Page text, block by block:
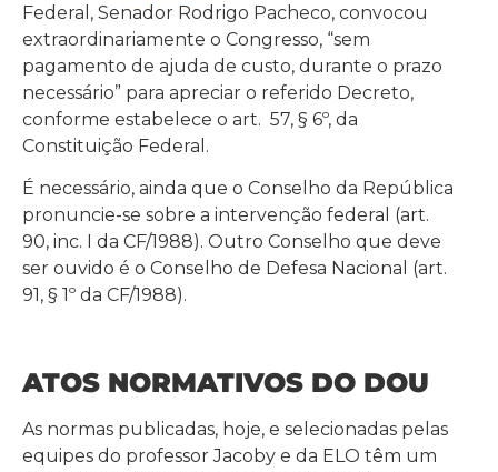
Federal, Senador Rodrigo Pacheco, convocou
extraordinariamente o Congresso, “sem
pagamento de ajuda de custo, durante o prazo
necessário” para apreciar o referido Decreto,
conforme estabelece o art. 57, § 6º, da
Constituição Federal.
É necessário, ainda que o Conselho da República
pronuncie-se sobre a intervenção federal (art.
90, inc. I da CF/1988). Outro Conselho que deve
ser ouvido é o Conselho de Defesa Nacional (art.
91, § 1º da CF/1988).
ATOS NORMATIVOS DO DOU
As normas publicadas, hoje, e selecionadas pelas
equipes do professor Jacoby e da ELO têm um